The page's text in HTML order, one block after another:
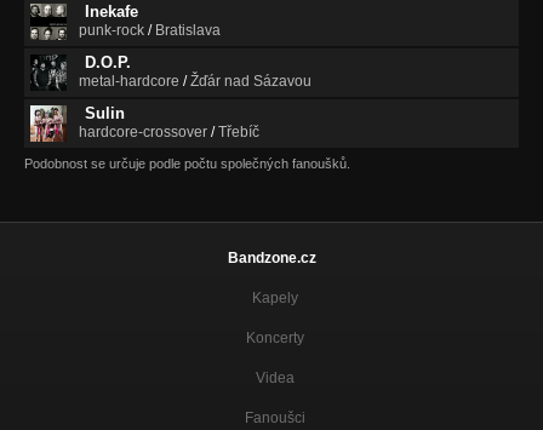
Inekafe
punk-rock / Bratislava
D.O.P.
metal-hardcore /Žďár nad Sázavou
Sulin
hardcore-crossover /Třebíč
Podobnost se určuje podle počtu společných fanoušků.
Bandzone.cz
Kapely
Koncerty
Videa
Fanoušci